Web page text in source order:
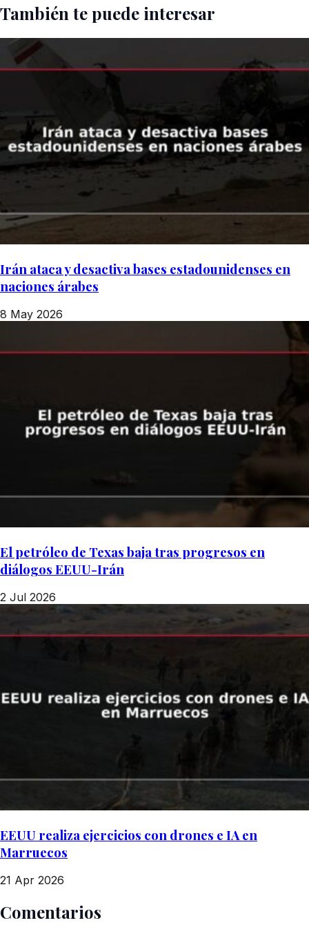
También te puede interesar
Irán ataca y desactiva bases estadounidenses en
naciones árabes
8 May 2026
El petróleo de Texas baja tras progresos en
diálogos EEUU-Irán
2 Jul 2026
EEUU realiza ejercicios con drones e IA en
Marruecos
21 Apr 2026
Comentarios